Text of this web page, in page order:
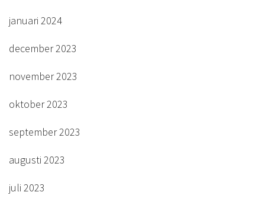
januari 2024
december 2023
november 2023
oktober 2023
september 2023
augusti 2023
juli 2023